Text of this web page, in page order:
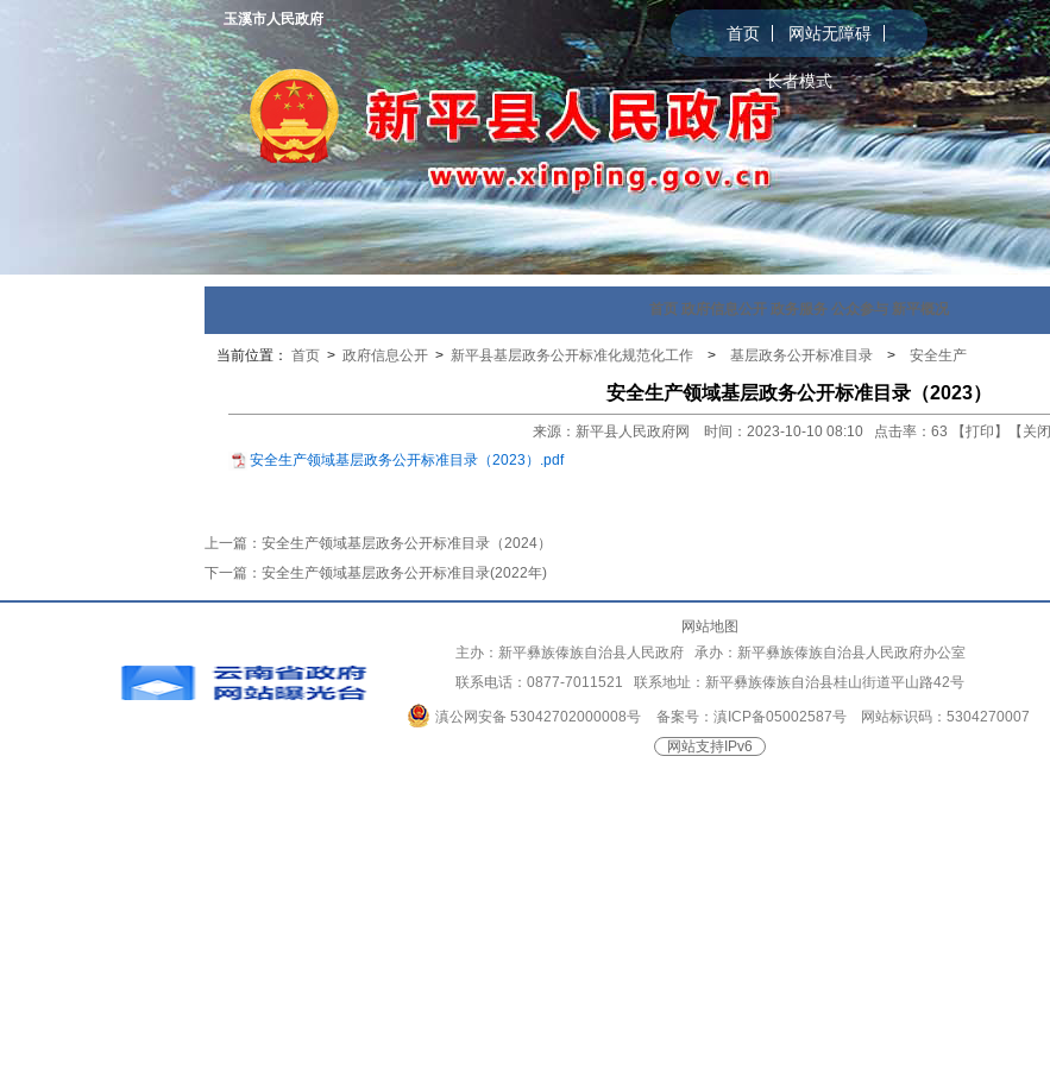
首页 网站无障碍
长者模式
玉溪市人民政府
首页 政府信息公开 政务服务 公众参与 新平概况
当前位置： 首页 > 政府信息公开 > 新平县基层政务公开标准化规范化工作 > 基层政务公开标准目录 > 安全生产
安全生产领域基层政务公开标准目录（2023）
来源：新平县人民政府网 时间：2023-10-10 08:10 点击率： 63 【打印 】【 关闭
安全生产领域基层政务公开标准目录（2023）.pdf
上一篇： 安全生产领域基层政务公开标准目录（2024）
下一篇： 安全生产领域基层政务公开标准目录(2022年)
网站地图
主办：新平彝族傣族自治县人民政府 承办：新平彝族傣族自治县人民政府办公室
联系电话：0877-7011521 联系地址：新平彝族傣族自治县桂山街道平山路42号
滇公网安备 53042702000008号 备案号：滇ICP备05002587号网站标识码：5304270007
网站支持IPv6